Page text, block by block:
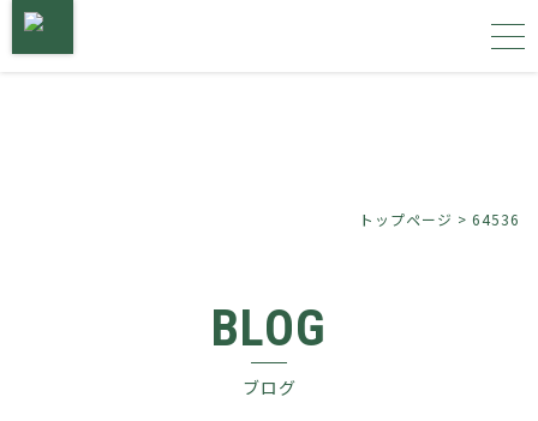
植物図鑑
会社概要
トップページ > 64536
BLOG
ブログ